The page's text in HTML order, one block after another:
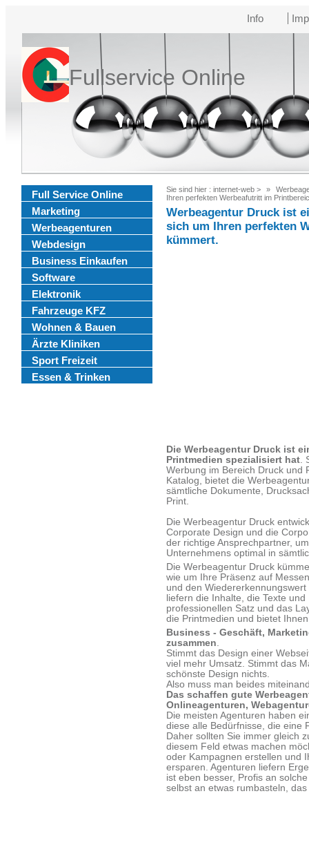
Info
Fullservice Online
Full Service Online
Marketing
Werbeagenturen
Webdesign
Business Einkaufen
Software
Elektronik
Fahrzeuge KFZ
Wohnen & Bauen
Ärzte Kliniken
Sport Freizeit
Essen & Trinken
Sie sind hier : internet-web >
Ihren perfekten Werbeafutritt im
Werbeagentur Druck ist
sich um Ihren perfekten
kümmert.
Die Werbeagentur Druck ist
Printmedien spezialisiert hat.
Werbung im Bereich Druck und
Katalog, bietet die
sämtliche Dokumente,
Print.
Die Werbeagentur Druck
Corporate Design und die
der richtige Ansprechpartner,
Unternehmens optimal in
Die Werbeagentur Druck
wie um Ihre Präsenz auf
und den
liefern die Inhalte, die Texte
professionellen Satz und das
die Printmedien und bietet
Business - Geschäft,
zusammen.
Stimmt das Design einer
viel mehr Umsatz. Stimmt das
schönste Design nichts.
Also muss man beides
Das schaffen gute
Onlineagenturen,
Die meisten Agenturen haben
diese alle Bedürfnisse, die eine
Daher sollten Sie immer gleich
diesem Feld etwas machen
oder Kampagnen erstellen und
ersparen. Agenturen liefern
ist eben besser, Profis an
selbst an etwas rumbasteln,